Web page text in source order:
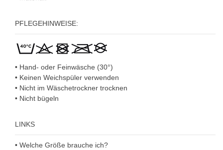
PFLEGEHINWEISE:
• Hand- oder Feinwäsche (30°)
• Keinen Weichspüler verwenden
• Nicht im Wäschetrockner trocknen
• Nicht bügeln
LINKS
• Welche Größe brauche ich?